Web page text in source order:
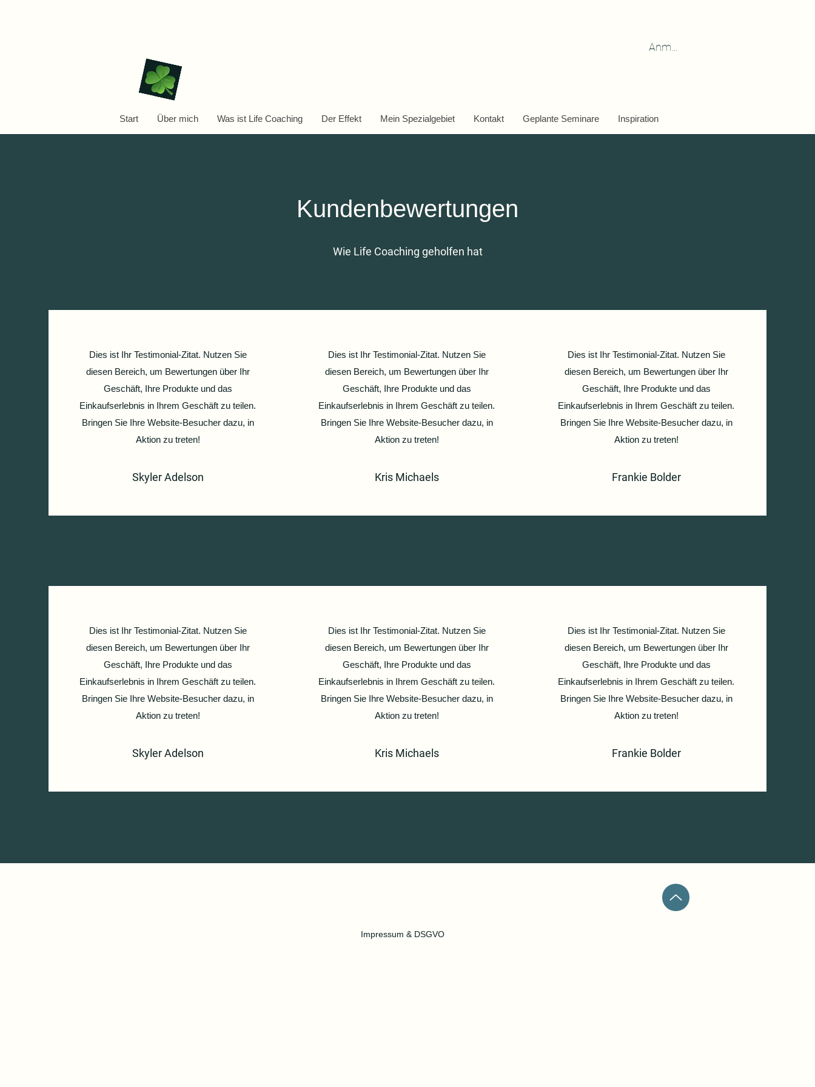
Zertifizierte Lebensberatung mit Marie Anmelden
Start Über mich Was ist Life Coaching Der Effekt Mein Spezialgebiet Kontakt Geplante Seminare Inspiration
Kundenbewertungen
Wie Life Coaching geholfen hat
Dies ist Ihr Testimonial-Zitat. Nutzen Sie
diesen Bereich, um Bewertungen über Ihr
Geschäft, Ihre Produkte und das
Einkaufserlebnis in Ihrem Geschäft zu teilen.
Bringen Sie Ihre Website-Besucher dazu, in
Aktion zu treten!
Skyler Adelson
Dies ist Ihr Testimonial-Zitat. Nutzen Sie
diesen Bereich, um Bewertungen über Ihr
Geschäft, Ihre Produkte und das
Einkaufserlebnis in Ihrem Geschäft zu teilen.
Bringen Sie Ihre Website-Besucher dazu, in
Aktion zu treten!
Kris Michaels
Dies ist Ihr Testimonial-Zitat. Nutzen Sie
diesen Bereich, um Bewertungen über Ihr
Geschäft, Ihre Produkte und das
Einkaufserlebnis in Ihrem Geschäft zu teilen.
Bringen Sie Ihre Website-Besucher dazu, in
Aktion zu treten!
Frankie Bolder
Dies ist Ihr Testimonial-Zitat. Nutzen Sie
diesen Bereich, um Bewertungen über Ihr
Geschäft, Ihre Produkte und das
Einkaufserlebnis in Ihrem Geschäft zu teilen.
Bringen Sie Ihre Website-Besucher dazu, in
Aktion zu treten!
Skyler Adelson
Dies ist Ihr Testimonial-Zitat. Nutzen Sie
diesen Bereich, um Bewertungen über Ihr
Geschäft, Ihre Produkte und das
Einkaufserlebnis in Ihrem Geschäft zu teilen.
Bringen Sie Ihre Website-Besucher dazu, in
Aktion zu treten!
Kris Michaels
Dies ist Ihr Testimonial-Zitat. Nutzen Sie
diesen Bereich, um Bewertungen über Ihr
Geschäft, Ihre Produkte und das
Einkaufserlebnis in Ihrem Geschäft zu teilen.
Bringen Sie Ihre Website-Besucher dazu, in
Aktion zu treten!
Frankie Bolder
Impressum & DSGVO